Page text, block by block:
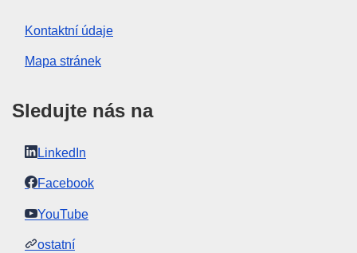
Kontaktní údaje
Mapa stránek
Sledujte nás na
LinkedIn
Facebook
YouTube
ostatní